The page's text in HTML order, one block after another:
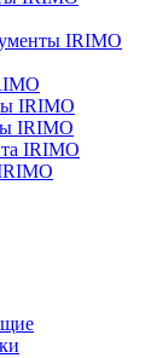
IRIMO
IRIMO
IRIMO
IRIMO